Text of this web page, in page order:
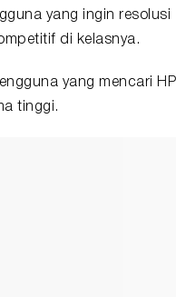
yang ingin resolusi
di kelasnya.
yang mencari HP
tinggi.